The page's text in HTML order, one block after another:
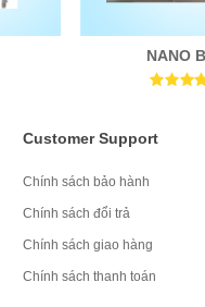
NANO
Customer Support
Chính sách bảo hành
Chính sách đổi trả
Chính sách giao hàng
Chính sách thanh toán